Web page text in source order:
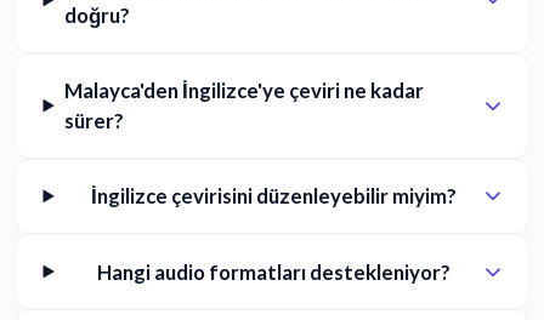
doğru?
Malayca'den İngilizce'ye çeviri ne kadar
sürer?
İngilizce çevirisini düzenleyebilir miyim?
Hangi audio formatları destekleniyor?